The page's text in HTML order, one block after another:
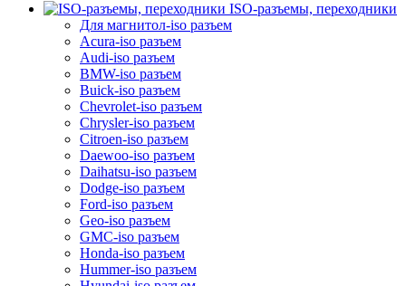
ISO-разъемы, переходники
Для магнитол-iso разъем
Acura-iso разъем
Audi-iso разъем
BMW-iso разъем
Buick-iso разъем
Chevrolet-iso разъем
Chrysler-iso разъем
Citroen-iso разъем
Daewoo-iso разъем
Daihatsu-iso разъем
Dodge-iso разъем
Ford-iso разъем
Geo-iso разъем
GMC-iso разъем
Honda-iso разъем
Hummer-iso разъем